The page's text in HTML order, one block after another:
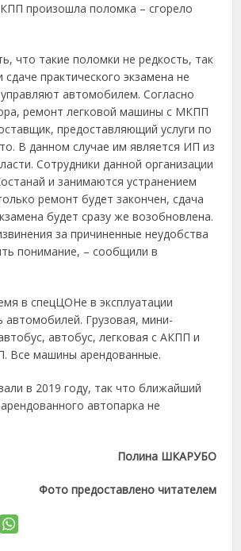
произошла поломка – сгорело
что такие поломки не редкость, так
сдаче практического экзамена не
автомобилем. Согласно
ремонт легковой машины с МКПП
предоставляющий услуги по
В данном случае им является ИП из
Сотрудники данной организации
и занимаются устранением
ремонт будет закончен, сдача
будет сразу же возобновлена.
за причиненные неудобства
понимание, – сообщили в
в спецЦОНе в эксплуатации
автомобилей. Грузовая, мини-
автобус, легковая с АКПП и
Все машины арендованные.
в 2019 году, так что ближайший
автопарка не
Полина ШКАРУБО
Фото предоставлено читателем